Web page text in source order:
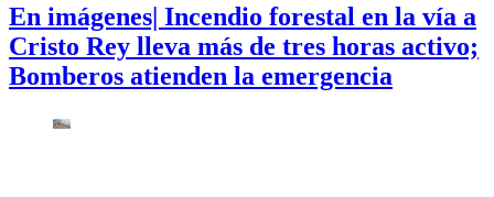
En imágenes| Incendio forestal en la vía a
Cristo Rey lleva más de tres horas activo;
Bomberos atienden la emergencia